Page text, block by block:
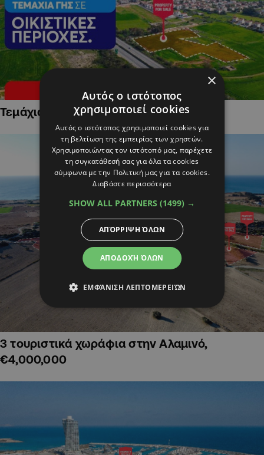
Τεμάχια Γης σε Οικιστικές Περιοχές
3 τουριστικά χωράφια στην Αλαμινό,
€4,000,000
×
Αυτός ο ιστότοπος
χρησιμοποιεί cookies
Αυτός ο ιστότοπος χρησιμοποιεί cookies για
τη βελτίωση της εμπειρίας των χρηστών.
Χρησιμοποιώντας τον ιστότοπό μας, παρέχετε
τη συγκατάθεσή σας για όλα τα cookies
σύμφωνα με την Πολιτική μας για τα cookies.
Διαβάστε περισσότερα
SHOW ALL PARTNERS (1499) →
ΑΠΟΔΟΧΉ ΌΛΩΝ
ΑΠΌΡΡΙΨΗ ΌΛΩΝ
ΕΜΦΆΝΙΣΗ ΛΕΠΤΟΜΕΡΕΙΏΝ